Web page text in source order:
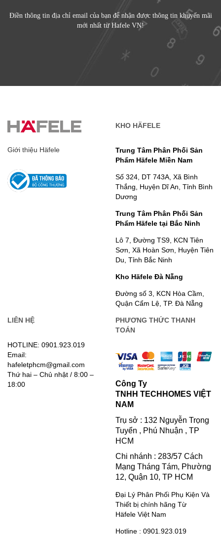
Điền thông tin địa chỉ email của bạn để nhận được thông tin khuyến mãi
mới nhất từ Hafele VN!
Giới thiệu Häfele
KHO HÄFELE
Trung Tâm Phân Phối Sản
Phẩm Häfele Miền Nam
Số 324, DT 743A, Xã Bình
Thắng, Huyện Dĩ An, Tỉnh Bình
Dương
Trung Tâm Phân Phối Sản
Phẩm Häfele tại Bắc Ninh
Lô 7, Đường TS9, KCN Tiên
Sơn, Xã Hoàn Sơn, Huyện Tiên
Du, Tỉnh Bắc Ninh
Kho Häfele Đà Nẵng
Đường số 3, KCN Hòa Cầm,
Quận Cẩm Lệ, TP. Đà Nẵng
LIÊN HỆ
HOTLINE: 0901.923.019
Email:
hafeletphcm@gmail.com
Thứ hai – Chủ nhật / 8:00 –
18:00
PHƯƠNG THỨC THANH
TOÁN
Công Ty
TNHH TECHHOMES VIỆT
NAM
Trụ sở : 132 Nguyễn Trọng
Tuyển , Phú Nhuận , TP
HCM
Chi nhánh : 283/57 Cách
Mạng Tháng Tám, Phường
12, Quận 10, TP HCM
Đại Lý Phân Phối Phụ Kiện Và
Thiết bị chính hãng Từ
Häfele Việt Nam
Hotline : 0901.923.019